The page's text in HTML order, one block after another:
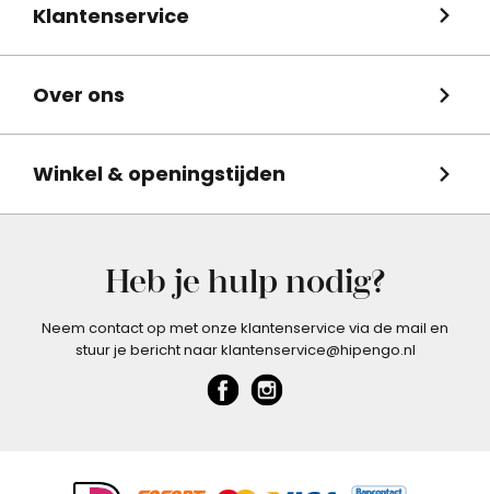
Klantenservice
Over ons
Winkel & openingstijden
Heb je hulp nodig?
Neem contact op met onze klantenservice via de mail en
stuur je bericht naar klantenservice@hipengo.nl